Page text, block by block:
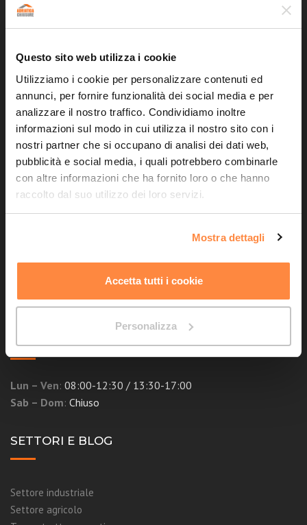
Questo sito web utilizza i cookie
Utilizziamo i cookie per personalizzare contenuti ed
annunci, per fornire funzionalità dei social media e per
analizzare il nostro traffico. Condividiamo inoltre
informazioni sul modo in cui utilizza il nostro sito con i
nostri partner che si occupano di analisi dei dati web,
pubblicità e social media, i quali potrebbero combinarle
con altre informazioni che ha fornito loro o che hanno
raccolto dal suo utilizzo dei loro servizi.
Mostra dettagli
Accetta tutti i cookie
Personalizza
Adriatica Chiusure SAS di Bruno Walter e C.
62011 Cingoli (MC)
CONTATTI
T 0733.616873 /
0733.616879
0733.616049
:info@adriaticachiusure.it
SEGUICI SU
Lun – Ven: 08:00-12:30 / 13:30-17:00
Sab – Dom: Chiuso
SETTORI E BLOG
Settore industriale
Settore agricolo